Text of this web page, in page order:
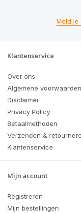
Meld je
Klantenservice
Over ons
Algemene voorwaarden
Disclaimer
Privacy Policy
Betaalmethoden
Verzenden &
Klantenservice
Mijn account
Registreren
Mijn bestellingen